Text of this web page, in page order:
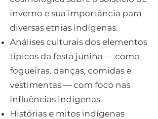
inverno e sua importância para
diversas etnias indígenas.
Análises culturais dos elementos
típicos da festa junina — como
fogueiras, danças, comidas e
vestimentas — com foco nas
influências indígenas.
Histórias e mitos indígenas